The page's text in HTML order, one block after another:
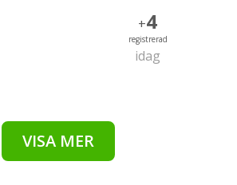
+4
registrerad
idag
VISA MER